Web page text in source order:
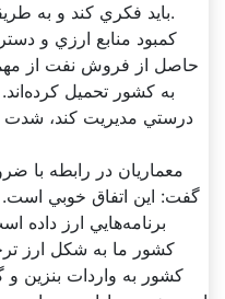
بايد فکري کند و به طريقي مصرف را مديريت و کنترل کند.
کمبود منابع ارزي و
حاصل از فروش نفت از
به کشور تحميل
درستي مديريت کند، شدت
معماريان در رابطه با
گفت: اين اتفاق خوبي است.
برنامه‌هايي ارز
کشور ما به شکل ارز
کشور به واردات بنزين و